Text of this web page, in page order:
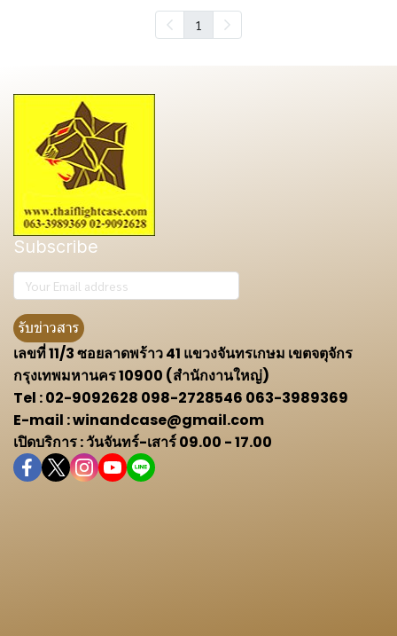
1
Subscribe
รับข่าวสาร
เลขที่ 11/3 ซอยลาดพร้าว 41 แขวงจันทรเกษม เขตจตุจักร
กรุงเทพมหานคร 10900 (สำนักงานใหญ่)
Tel : 02-9092628 098-2728546 063-3989369
E-mail : winandcase@gmail.com
เปิดบริการ : วันจันทร์-เสาร์ 09.00 - 17.00